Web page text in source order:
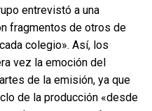
entrevistó a una
fragmentos de otros de
colegio». Así, los
vez la emoción del
de la emisión, ya que
de la producción «desde